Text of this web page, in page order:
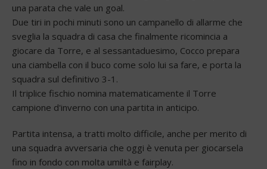
una parata che vale un goal.
Due tiri in pochi minuti sono un campanello di allarme che
sveglia la squadra di casa che finalmente ricomincia a
giocare da Torre, e al sessantaduesimo, Cocco prepara
una ciambella con il buco come solo lui sa fare, e porta la
squadra sul definitivo 3-1.
Il triplice fischio nomina matematicamente il Torre
campione d'inverno con una partita in anticipo.
Partita intensa, a tratti molto difficile, anche per merito di
una squadra avversaria che oggi è venuta per giocarsela
fino in fondo con molta umiltà e fairplay.